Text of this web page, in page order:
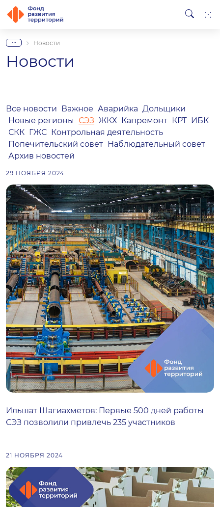
... Новости
Новости
Все новости Важное Аварийка Дольщики
Новые регионы
СЭЗ ЖКХ Капремонт КРТ ИБК
СКК ГЖС Контрольная деятельность
Попечительский совет Наблюдательный совет
Архив новостей
29 НОЯБРЯ 2024
Ильшат Шагиахметов: Первые 500 дней работы
СЭЗ позволили привлечь 235 участников
21 НОЯБРЯ 2024